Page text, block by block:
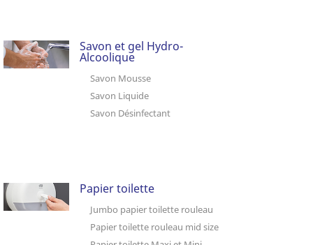
Savon et gel Hydro-
Alcoolique
Savon Mousse
Savon Liquide
Savon Désinfectant
Papier toilette
Jumbo papier toilette rouleau
Papier toilette rouleau mid size